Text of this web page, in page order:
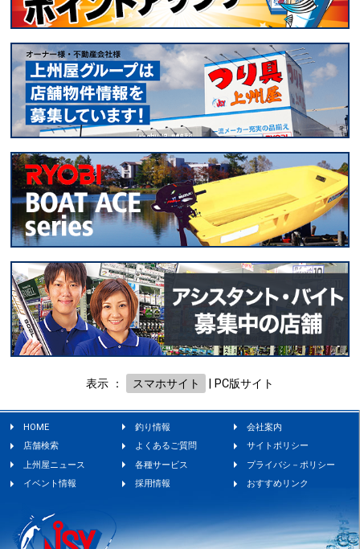
表示 ： スマホサイト PC版サイト
HOME 釣り情報
会社案内
店舗検索
よくあるご質問
サイトポリシー
上州屋ニュース
各種サービス
プライバシ－ポリシー
イベント情報
採用情報 おすすめリンク